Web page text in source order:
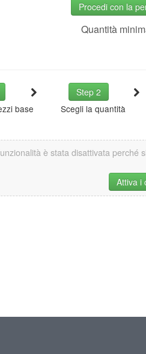
Procedi con la
Quantità
Step 2
base
Scegli la quantità
è stata disattivata perché
Attiva i